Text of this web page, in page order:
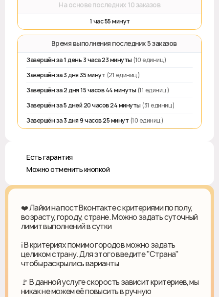
На основе последних 10 заказов
1 час 55 минут
⏱️ Время выполнения последних 5 заказов
Завершён за 1 день 3 часа 23 минуты (10 единиц)
Завершён за 3 дня 35 минут (21 единиц)
Завершён за 2 дня 15 часов 44 минуты (11 единиц)
Завершён за 5 дней 20 часов 24 минуты (31 единиц)
Завершён за 3 дня 9 часов 25 минут (10 единиц)
♻️ Есть гарантия
❎ Можно отменить кнопкой
❤️ Лайки на пост Вконтакте с критериями по полу,
возрасту, городу, стране. Можно задать суточный
лимит выполнений в сутки
ℹ️ В критериях помимо городов можно задать
целиком страну. Для этого введите "Страна"
чтобы раскрылись варианты
🚩 В данной услуге скорость зависит критериев, мы
никак не можем её повысить в ручную